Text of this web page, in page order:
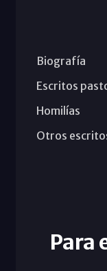
Biografía
Escritos
Homilías
Otros
Para